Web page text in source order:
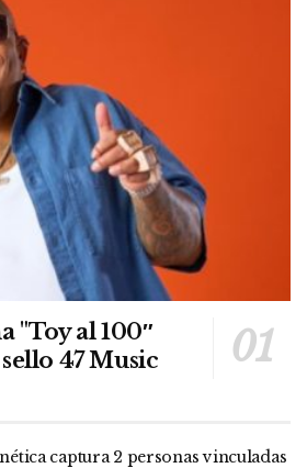
"Toy al 100″
47 Music
captura 2 personas vinculadas